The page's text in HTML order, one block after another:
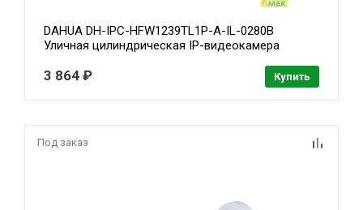
DAHUA DH-IPC-HFW1239TL1P-A-IL-0280B
Уличная цилиндрическая IP-видеокамера
2.8мм; обнаружение людей, микрофон, ИК 30м,
3 864 ₽ Купить
Под заказ